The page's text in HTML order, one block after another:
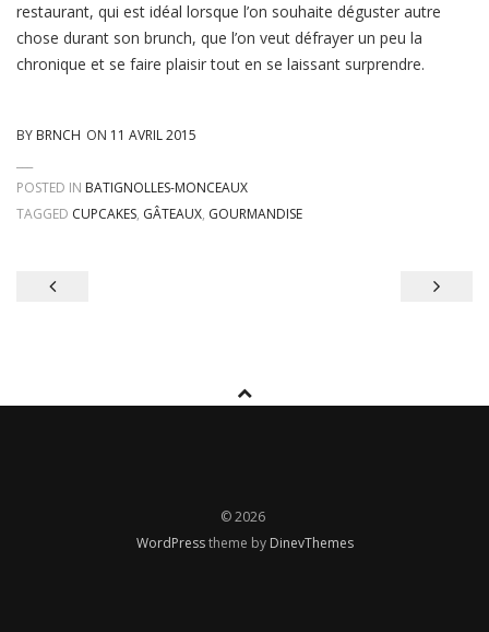
restaurant, qui est idéal lorsque l’on souhaite déguster autre
chose durant son brunch, que l’on veut défrayer un peu la
chronique et se faire plaisir tout en se laissant surprendre.
BY BRNCH ON 11 AVRIL 2015
POSTED IN BATIGNOLLES-MONCEAUX
TAGGED CUPCAKES, GÂTEAUX, GOURMANDISE
Navigation
© 2026
WordPresstheme by DinevThemes